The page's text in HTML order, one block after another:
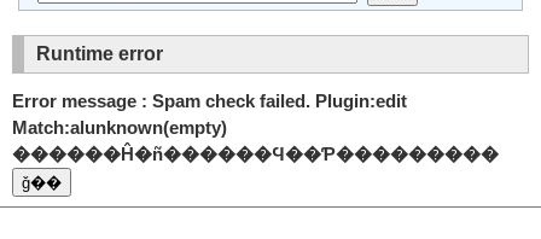
Runtime error
Error message : Spam check failed. Plugin:edit
Match:alunknown(empty)
������Ĥ�ñ������Ϥ��Ƥ���������